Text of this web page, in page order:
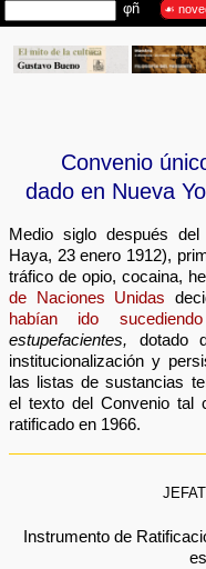
Convenio
dado en Nueva
Medio siglo después del
Haya, 23 enero 1912),
tráfico de opio, cocaina,
de Naciones Unidas
habían ido sucediendo
estupefacientes, dotado
institucionalización y
las listas de sustancias
el texto del Convenio tal
ratificado en 1966.
Instrumento de